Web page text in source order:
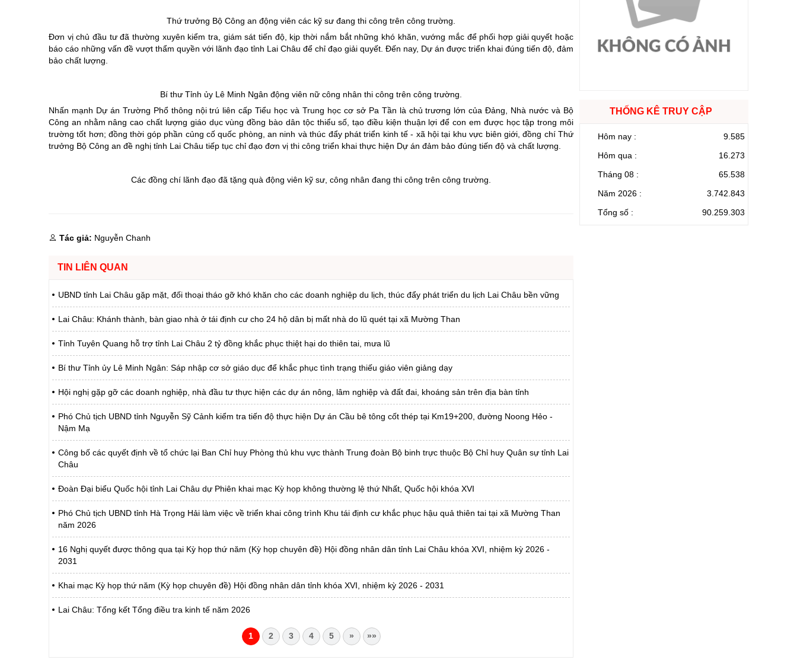
Thứ trưởng Bộ Công an động viên các kỹ sư đang thi công trên công trường.
Đơn vị chủ đầu tư đã thường xuyên kiểm tra, giám sát tiến độ, kịp thời nắm bắt những khó khăn, vướng mắc để phối hợp giải quyết hoặc
báo cáo những vấn đề vượt thẩm quyền với lãnh đạo tỉnh Lai Châu để chỉ đạo giải quyết. Đến nay, Dự án được triển khai đúng tiến độ, đảm
bảo chất lượng.
Bí thư Tỉnh ủy Lê Minh Ngân động viên nữ công nhân thi công trên công trường.
Nhấn mạnh Dự án Trường Phổ thông nội trú liên cấp Tiểu học và Trung học cơ sở Pa Tần là chủ trương lớn của Đảng, Nhà nước và Bộ
Công an nhằm nâng cao chất lượng giáo dục vùng đồng bào dân tộc thiểu số, tạo điều kiện thuận lợi để con em được học tập trong môi
trường tốt hơn; đồng thời góp phần củng cố quốc phòng, an ninh và thúc đẩy phát triển kinh tế - xã hội tại khu vực biên giới, đồng chí Thứ
trưởng Bộ Công an đề nghị tỉnh Lai Châu tiếp tục chỉ đạo đơn vị thi công triển khai thực hiện Dự án đảm bảo đúng tiến độ và chất lượng.
Các đồng chí lãnh đạo đã tặng quà động viên kỹ sư, công nhân đang thi công trên công trường.
Tác giả: Nguyễn Chanh
TIN LIÊN QUAN
UBND tỉnh Lai Châu gặp mặt, đối thoại tháo gỡ khó khăn cho các doanh nghiệp du lịch, thúc đẩy phát triển du lịch Lai Châu bền vững
Lai Châu: Khánh thành, bàn giao nhà ở tái định cư cho 24 hộ dân bị mất nhà do lũ quét tại xã Mường Than
Tỉnh Tuyên Quang hỗ trợ tỉnh Lai Châu 2 tỷ đồng khắc phục thiệt hại do thiên tai, mưa lũ
Bí thư Tỉnh ủy Lê Minh Ngân: Sáp nhập cơ sở giáo dục để khắc phục tình trạng thiếu giáo viên giảng dạy
Hội nghị gặp gỡ các doanh nghiệp, nhà đầu tư thực hiện các dự án nông, lâm nghiệp và đất đai, khoáng sản trên địa bàn tỉnh
Phó Chủ tịch UBND tỉnh Nguyễn Sỹ Cảnh kiểm tra tiến độ thực hiện Dự án Cầu bê tông cốt thép tại Km19+200, đường Noong Hẻo -
Nậm Mạ
Công bố các quyết định về tổ chức lại Ban Chỉ huy Phòng thủ khu vực thành Trung đoàn Bộ binh trực thuộc Bộ Chỉ huy Quân sự tỉnh Lai
Châu
Đoàn Đại biểu Quốc hội tỉnh Lai Châu dự Phiên khai mạc Kỳ họp không thường lệ thứ Nhất, Quốc hội khóa XVI
Phó Chủ tịch UBND tỉnh Hà Trọng Hải làm việc về triển khai công trình Khu tái định cư khắc phục hậu quả thiên tai tại xã Mường Than
năm 2026
16 Nghị quyết được thông qua tại Kỳ họp thứ năm (Kỳ họp chuyên đề) Hội đồng nhân dân tỉnh Lai Châu khóa XVI, nhiệm kỳ 2026 -
2031
Khai mạc Kỳ họp thứ năm (Kỳ họp chuyên đề) Hội đồng nhân dân tỉnh khóa XVI, nhiệm kỳ 2026 - 2031
Lai Châu: Tổng kết Tổng điều tra kinh tế năm 2026
1 2 3 4 5 » »»
THỐNG KÊ TRUY CẬP
Hôm nay :
9.585
Hôm qua :
16.273
Tháng 08 :
65.538
Năm 2026 :
3.742.843
Tổng số :
90.259.303